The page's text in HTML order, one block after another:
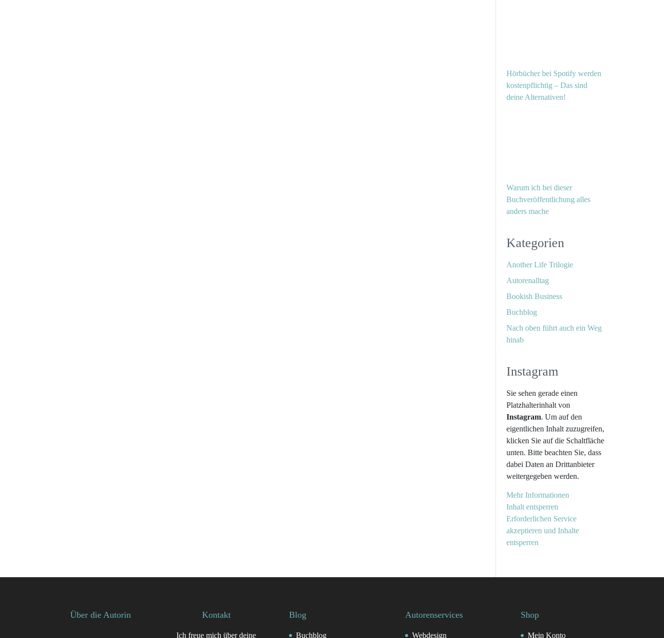
Hörbücher bei Spotify werden
kostenpflichtig – Das sind
deine Alternativen!
Warum ich bei dieser
Buchveröffentlichung alles
anders mache
Kategorien
Another Life Trilogie
Autorenalltag
Bookish Business
Buchblog
Nach oben führt auch ein Weg
hinab
Instagram
Sie sehen gerade einen
Platzhalterinhalt von
Instagram. Um auf den
eigentlichen Inhalt zuzugreifen,
klicken Sie auf die Schaltfläche
unten. Bitte beachten Sie, dass
dabei Daten an Drittanbieter
weitergegeben werden.
Mehr Informationen
Inhalt entsperren
Erforderlichen Service
akzeptieren und Inhalte
entsperren
Über die Autorin Kontakt
Ich freue mich über deine
Blog
Buchblog
Autorenservices
Webdesign
Shop
Mein Konto